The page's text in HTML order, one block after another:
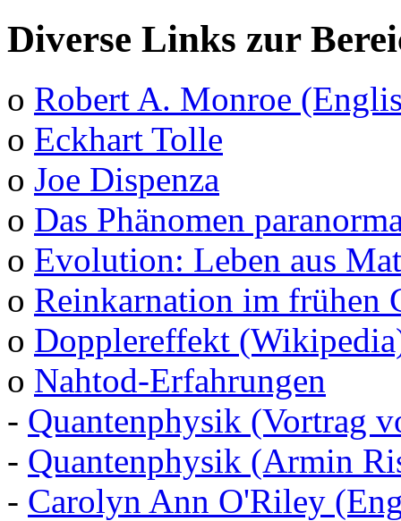
Diverse Links zur
o Robert A. Monroe
o Eckhart Tolle
o Joe Dispenza
o Das Phänomen
o Evolution: Leben aus
o Reinkarnation im frühen
o Dopplereffekt
o Nahtod-Erfahrungen
- Quantenphysik (Vortrag
- Quantenphysik (Armin
- Carolyn Ann O'Riley